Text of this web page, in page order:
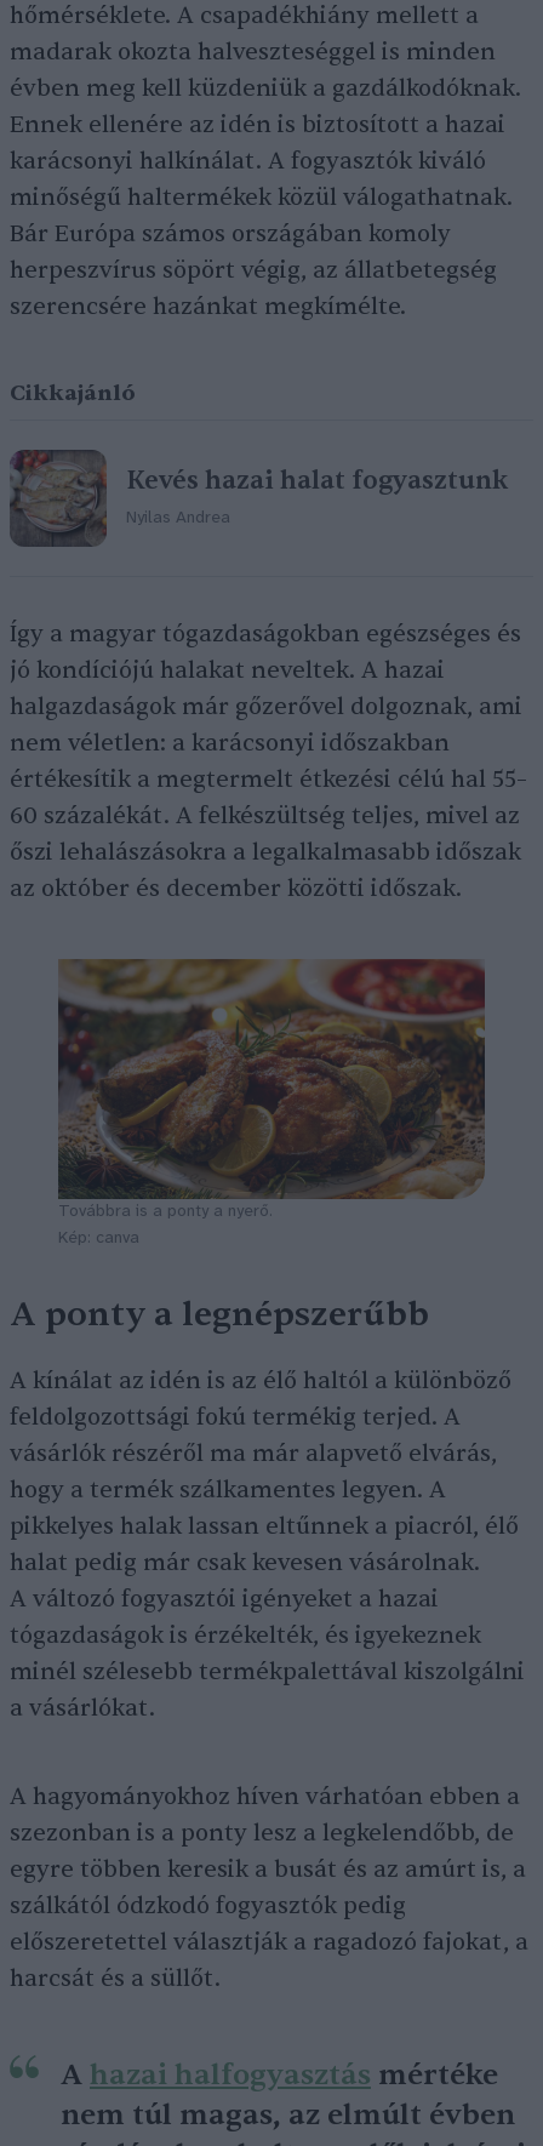
hőmérséklete. A csapadékhiány mellett a
madarak okozta halveszteséggel is minden
évben meg kell küzdeniük a gazdálkodóknak.
Ennek ellenére az idén is biztosított a hazai
karácsonyi halkínálat. A fogyasztók kiváló
minőségű haltermékek közül válogathatnak.
Bár Európa számos országában komoly
herpeszvírus söpört végig, az állatbetegség
szerencsére hazánkat megkímélte.
Cikkajánló
Kevés hazai halat fogyasztunk
Nyilas Andrea
Így a magyar tógazdaságokban egészséges és
jó kondíciójú halakat neveltek. A hazai
halgazdaságok már gőzerővel dolgoznak, ami
nem véletlen: a karácsonyi időszakban
értékesítik a megtermelt étkezési célú hal 55–
60 százalékát. A felkészültség teljes, mivel az
őszi lehalászásokra a legalkalmasabb időszak
az október és december közötti időszak.
Továbbra is a ponty a nyerő.
Kép: canva
A ponty a legnépszerűbb
A kínálat az idén is az élő haltól a különböző
feldolgozottsági fokú termékig terjed. A
vásárlók részéről ma már alapvető elvárás,
hogy a termék szálkamentes legyen. A
pikkelyes halak lassan eltűnnek a piacról, élő
halat pedig már csak kevesen vásárolnak.
A változó fogyasztói igényeket a hazai
tógazdaságok is érzékelték, és igyekeznek
minél szélesebb termékpalettával kiszolgálni
a vásárlókat.
A hagyományokhoz híven várhatóan ebben a
szezonban is a ponty lesz a legkelendőbb, de
egyre többen keresik a busát és az amúrt is, a
szálkától ódzkodó fogyasztók pedig
előszeretettel választják a ragadozó fajokat, a
harcsát és a süllőt.
A hazai halfogyasztás mértéke
nem túl magas, az elmúlt évben